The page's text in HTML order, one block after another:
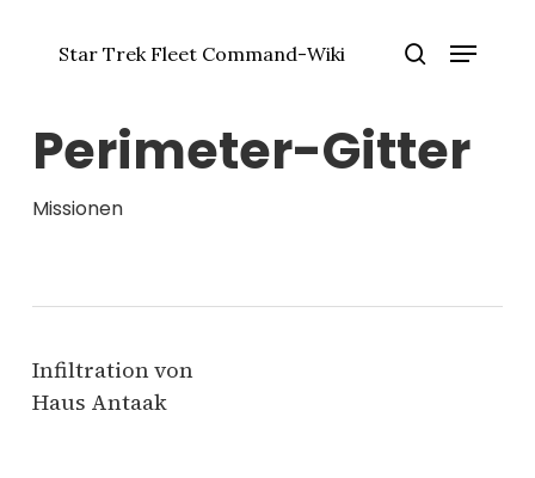
HauptinhaltStar Trek Fleet Command-Wiki
Menü
Perimeter-Gitter
Missionen
Infiltration von
Haus Antaak